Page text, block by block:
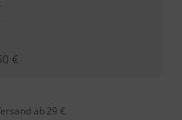
€
ab 29 €